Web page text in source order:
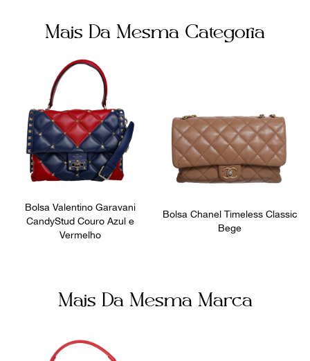
Ainda com dúvidas sobre as medidas? Fale com a nossa
Mais Da Mesma Categoria
Bolsa Valentino Garavani
CandyStud Couro Azul e
Vermelho
Bolsa Chanel Timeless Classic
Bege
Mais Da Mesma Marca